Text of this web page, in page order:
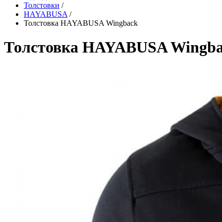
Толстовки /
HAYABUSA /
Толстовка HAYABUSA Wingback
Толстовка HAYABUSA